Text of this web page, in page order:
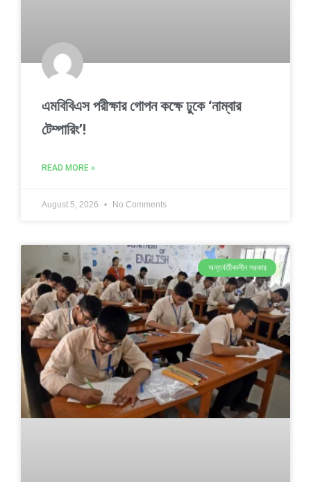
এমবিবিএস পরীক্ষার গোপন কক্ষে ঢুকে ‘নাম্বার
টেম্পারিং’!
READ MORE »
August 5, 2026 No Comments
অন্তর্বর্তীকালীন সরকার